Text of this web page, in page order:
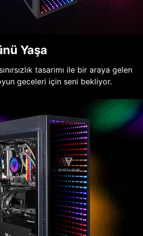
Yaşa
tasarımı ile bir araya gelen
geceleri için seni bekliyor.